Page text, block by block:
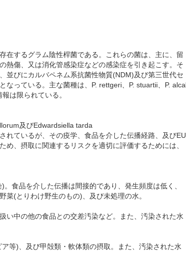
するグラム陰性桿菌である。これらの菌は、主に、留
熱傷、又は消化管感染症などの感染症を引き起こす。そ
並びにカルバペネム系抗菌性物質(NDM)及び第三世代セ
っている。主な菌種は、P. rettgeri、P. stuartii、P. alcal
は限られている。
及びEdwardsiella tarda
ているが、その疫学、食品を介した伝播経路、及びEU
、摂取に関連するリスクを適切に評価するためには、
食品を介した伝播は間接的であり、発生頻度は低く、
菜(とりわけ野生のもの)、及び未処理の水。
中の他の食品との交差汚染など。また、汚染された水
等)、及び甲殻類・軟体類の摂取。また、汚染された水